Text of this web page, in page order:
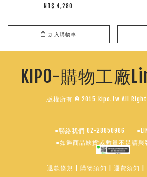
NT$ 4,280
加入購物車
KIPO-購物工廠
版權所有 © 2015 kipo.tw All
●聯絡我們 02-28850986
●如遇商品缺貨或數量不足請與
退款條規 購物須知 運費須知